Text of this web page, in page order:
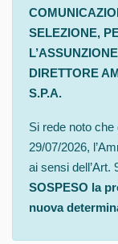
SELEZIONE,
DIRETTORE
S.P.A.
Si rede noto
29/07/2026,
ai sensi dell’Art.
SOSPESO la
nuova